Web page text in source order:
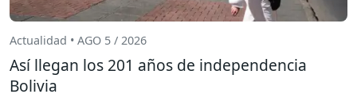
Actualidad • AGO 5 / 2026
Así llegan los 201 años de independencia
Bolivia